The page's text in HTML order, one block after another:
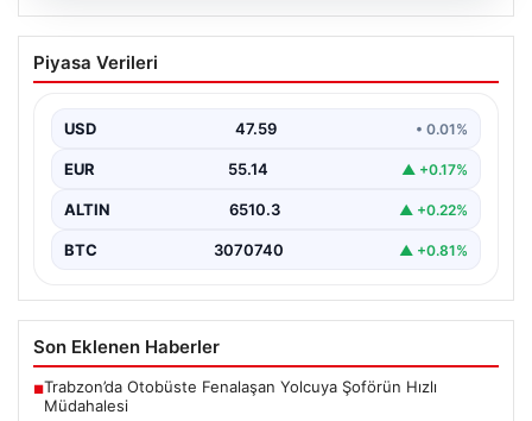
05.08.2026
FED faiz kararı ne zaman açıklanacak?
Nisan ayı faiz beklentisi belli oldu
Piyasa Verileri
USD 47.59 • 0.01%
EUR 55.14 ▲ +0.17%
ALTIN 6510.3 ▲ +0.22%
BTC 3070740 ▲ +0.81%
Son Eklenen Haberler
■Trabzon’da Otobüste Fenalaşan Yolcuya Şoförün Hızlı
Müdahalesi